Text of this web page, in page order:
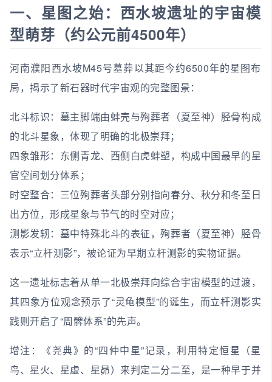
一、星图之始：西水坡遗址的宇宙模
型萌芽（约公元前4500年）
河南濮阳西水坡M45号墓葬以其距今约6500年的星图布
局，揭示了新石器时代宇宙观的完整图景：
北斗标识：墓主脚端由蚌壳与殉葬者（夏至神）胫骨构成
的北斗星象，体现了明确的北极崇拜；
四象雏形：东侧青龙、西侧白虎蚌塑，构成中国最早的星
官空间划分体系；
时空整合：三位殉葬者头部分别指向春分、秋分和冬至日
出方位，形成星象与节气的时空对应；
测影发轫：墓中特殊北斗的表征，殉葬者（夏至神）胫骨
表示“立杆测影”，被论证为早期立杆测影的实物证据。
这一遗址标志着从单一北极崇拜向综合宇宙模型的过渡，
其四象方位观念预示了“灵龟模型”的诞生，而立杆测影实
践则开启了“周髀体系”的先声。
增注：《尧典》的“四仲中星”记录，利用特定恒星（星
鸟、星火、星虚、星昴）来判定二分二至，是一种早于并